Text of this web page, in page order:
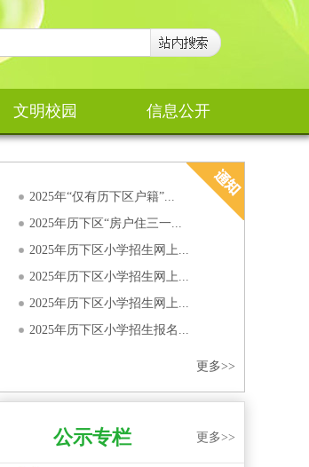
文明校园 信息公开
2025年历下区小学招生报名...
历下区2026年小学招生网上...
巡察公告
2025年历下区外来随迁子女...
2025年“仅有历下区户籍”...
2025年历下区“房户住三一...
2025年历下区小学招生网上...
2025年历下区小学招生网上...
2025年历下区小学招生网上...
2025年历下区小学招生报名...
巡察公告
2025年历下区外来随迁子女...
更多>>
公示专栏 更多>>